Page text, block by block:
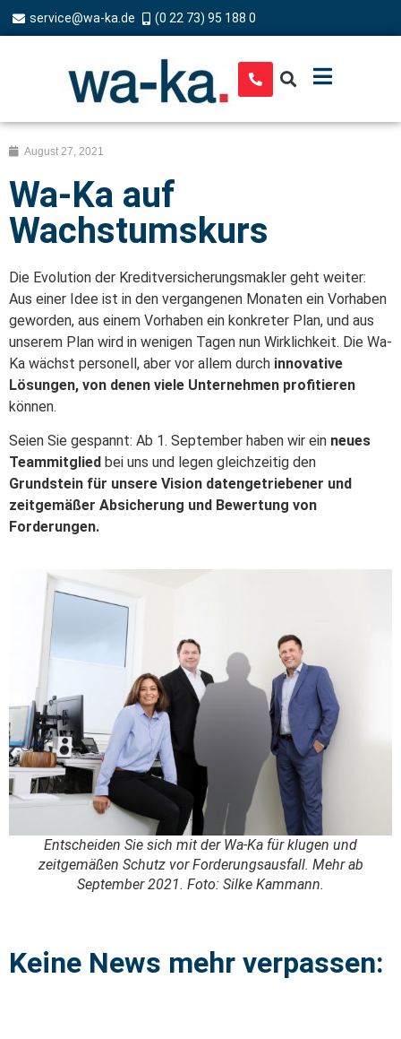
service@wa-ka.de (0 22 73) 95 188 0
August 27, 2021
Wa-Ka auf
Wachstumskurs
Die Evolution der Kreditversicherungsmakler geht weiter:
Aus einer Idee ist in den vergangenen Monaten ein Vorhaben
geworden, aus einem Vorhaben ein konkreter Plan, und aus
unserem Plan wird in wenigen Tagen nun Wirklichkeit. Die Wa-
Ka wächst personell, aber vor allem durch innovative
Lösungen, von denen viele Unternehmen profitieren
können.
Seien Sie gespannt: Ab 1. September haben wir ein neues
Teammitglied bei uns und legen gleichzeitig den
Grundstein für unsere Vision datengetriebener und
zeitgemäßer Absicherung und Bewertung von
Forderungen.
Entscheiden Sie sich mit der Wa-Ka für klugen und
zeitgemäßen Schutz vor Forderungsausfall. Mehr ab
September 2021. Foto: Silke Kammann.
Keine News mehr verpassen: